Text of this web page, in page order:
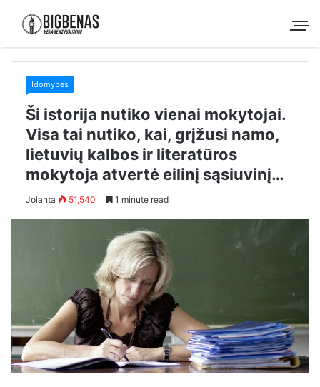
Idomybes
Ši istorija nutiko vienai mokytojai.
Visa tai nutiko, kai, grįžusi namo,
lietuvių kalbos ir literatūros
mokytoja atvertė eilinį sąsiuvinį…
Jolanta 51,540 1 minute read